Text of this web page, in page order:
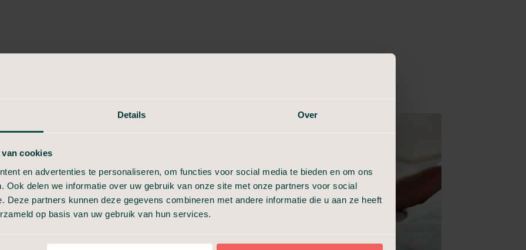
Details Over
cookies
en advertenties te personaliseren, om functies voor social media te bieden en om ons
Ook delen we informatie over uw gebruik van onze site met onze partners voor social
Deze partners kunnen deze gegevens combineren met andere informatie die u aan ze heeft
op basis van uw gebruik van hun services.
bij ons
u door die
naam en
u af, zoals wat
Ook maken
de uitvaart te